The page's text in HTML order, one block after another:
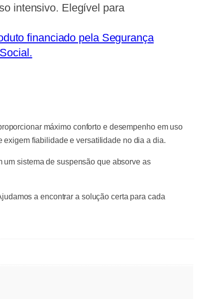
intensivo. Elegível para
financiado pela Segurança
Social.
máximo conforto e desempenho em uso
fiabilidade e versatilidade no dia a dia.
sistema de suspensão que absorve as
a encontrar a solução certa para cada